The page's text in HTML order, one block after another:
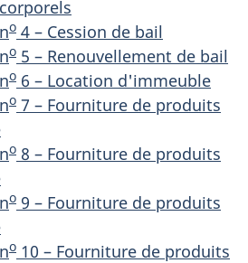
o 4 – Cession de bail
o 5 – Renouvellement de bail
o 6 – Location d'immeuble
o 7 – Fourniture de produits
o 8 – Fourniture de produits
o 9 – Fourniture de produits
o 10 – Fourniture de produits